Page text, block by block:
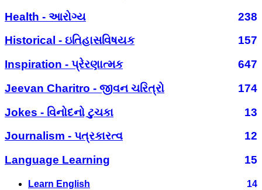
Health - આરોગ્ય
238
Historical - ઇતિહાસવિષયક
157
Inspiration - પ્રેરણાત્મક
647
Jeevan Charitro - જીવન ચરિત્રો
174
Jokes - વિનોદનો ટુચકા
13
Journalism - પત્રકારત્વ
12
Language Learning
15
Learn English 14